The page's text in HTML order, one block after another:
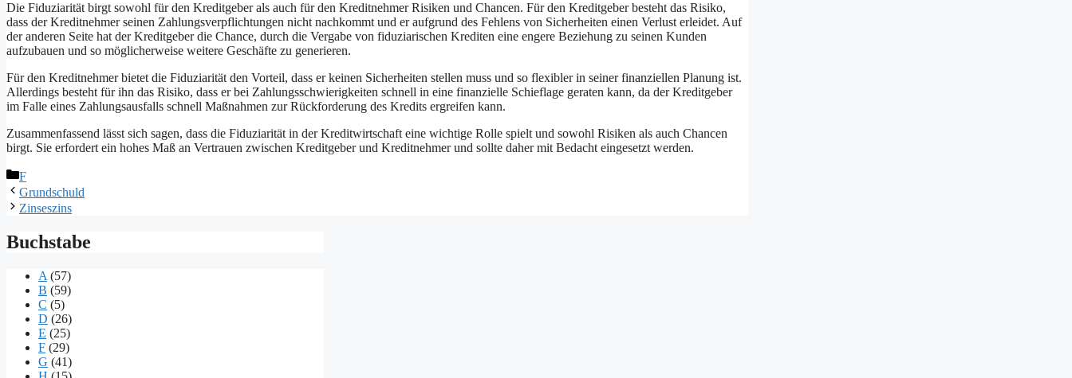
Die Fiduziarität birgt sowohl für den Kreditgeber als auch für den Kreditnehmer Risiken und Chancen. Für den Kreditgeber besteht das Risiko,
dass der Kreditnehmer seinen Zahlungsverpflichtungen nicht nachkommt und er aufgrund des Fehlens von Sicherheiten einen Verlust erleidet. Auf
der anderen Seite hat der Kreditgeber die Chance, durch die Vergabe von fiduziarischen Krediten eine engere Beziehung zu seinen Kunden
aufzubauen und so möglicherweise weitere Geschäfte zu generieren.
Für den Kreditnehmer bietet die Fiduziarität den Vorteil, dass er keinen Sicherheiten stellen muss und so flexibler in seiner finanziellen Planung ist.
Allerdings besteht für ihn das Risiko, dass er bei Zahlungsschwierigkeiten schnell in eine finanzielle Schieflage geraten kann, da der Kreditgeber
im Falle eines Zahlungsausfalls schnell Maßnahmen zur Rückforderung des Kredits ergreifen kann.
Zusammenfassend lässt sich sagen, dass die Fiduziarität in der Kreditwirtschaft eine wichtige Rolle spielt und sowohl Risiken als auch Chancen
birgt. Sie erfordert ein hohes Maß an Vertrauen zwischen Kreditgeber und Kreditnehmer und sollte daher mit Bedacht eingesetzt werden.
Kategorien
F
Grundschuld
Zinseszins
Buchstabe
A (57)
B (59)
C (5)
D (26)
E (25)
F (29)
G (41)